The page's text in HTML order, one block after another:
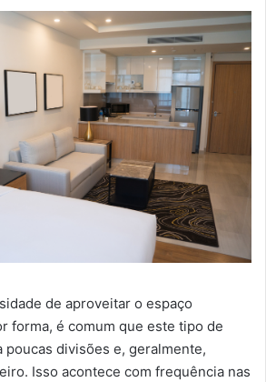
de aproveitar o espaço
forma, é comum que este tipo de
poucas divisões e, geralmente,
Isso acontece com frequência nas